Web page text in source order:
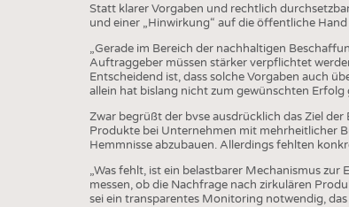
DTV AUSSCHREIBUNGSDIENST
TERMINE
BRANCHENTERMINE
Statt klarer Vorgaben und rechtlich
und einer „Hinwirkung“ auf die öffentliche Hand
„Gerade im Bereich der nachhaltigen
Auftraggeber müssen stärker verpflichtet
Entscheidend ist, dass solche Vorgaben auch
allein hat bislang nicht zum gewünschten
Zwar begrüßt der bvse ausdrücklich das Ziel
Produkte bei Unternehmen mit mehrheitlicher
Hemmnisse abzubauen. Allerdings fehlten
„Was fehlt, ist ein belastbarer Mechanismus
messen, ob die Nachfrage nach zirkulären
sei ein transparentes Monitoring notwendig,